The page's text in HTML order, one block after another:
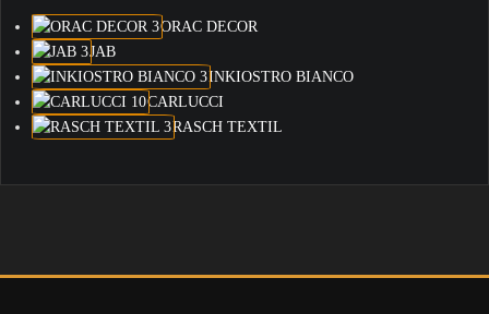
ORAC DECOR
JAB
INKIOSTRO BIANCO
CARLUCCI
RASCH TEXTIL